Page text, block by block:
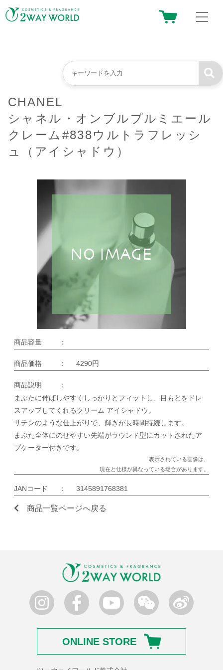
CHANEL
シャネル・オンブルプルミエール
クレーム#838ウルトラフレッシ
ュ（アイシャドウ）
商品容量 ：
商品価格 ： 4290円
商品説明
：
まぶたに伸ばしやすくしっかりとフィットし、目もとをドレ
スアップしてくれるクリーム アイシャドウ。
サテンのような仕上がりで、輝きが長時間持続します。
まぶた全体にのせやすい先端がラウンド型にカットされたア
プケーター付きです。
表示されている画像は、
現在と仕様が異なっている場合があります。
JANコード ： 3145891768381
商品一覧ページへ戻る
ONLINE STORE